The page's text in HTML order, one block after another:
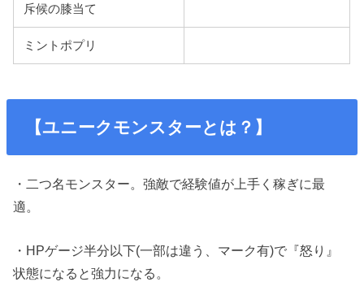
斥候の膝当て
ミントポプリ
【ユニークモンスターとは？】
・二つ名モンスター。強敵で経験値が上手く稼ぎに最
適。
・HPゲージ半分以下(一部は違う、マーク有)で『怒り』
状態になると強力になる。